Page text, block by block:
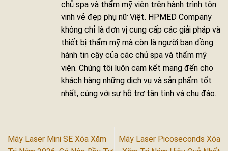
chủ spa và thẩm mỹ viện trên hành trình tôn
vinh vẻ đẹp phụ nữ Việt. HPMED Company
không chỉ là đơn vị cung cấp các giải pháp và
thiết bị thẩm mỹ mà còn là người bạn đồng
hành tin cậy của các chủ spa và thẩm mỹ
viện. Chúng tôi luôn cam kết mang đến cho
khách hàng những dịch vụ và sản phẩm tốt
nhất, cùng với sự hỗ trợ tận tình và chu đáo.
Máy Laser Mini SE Xóa Xăm
Máy Laser Picoseconds Xóa